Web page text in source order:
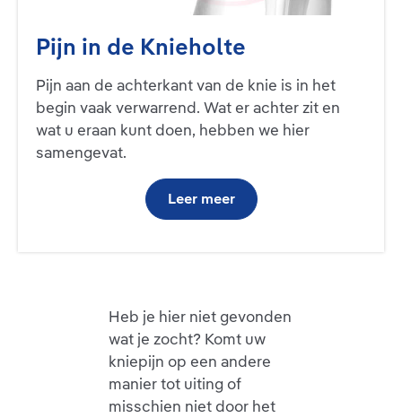
Pijn in de Knieholte
Pijn aan de achterkant van de knie is in het
begin vaak verwarrend. Wat er achter zit en
wat u eraan kunt doen, hebben we hier
samengevat.
Leer meer
Heb je hier niet gevonden
wat je zocht? Komt uw
kniepijn op een andere
manier tot uiting of
misschien niet door het